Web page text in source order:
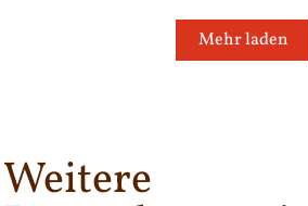
Mehr laden
Weitere